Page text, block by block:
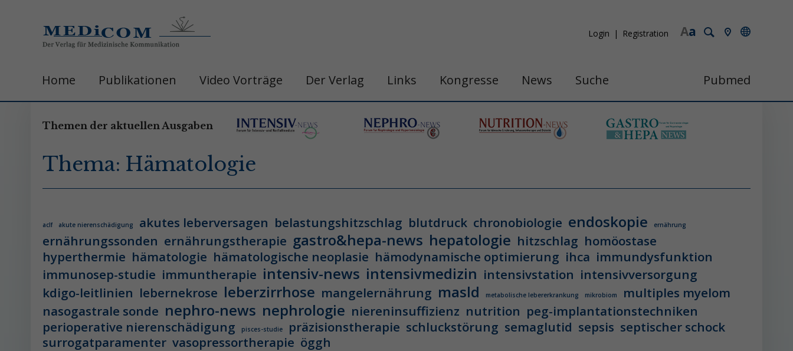
a
A
Login Registration
Home Publikationen Video Vorträge Der Verlag Links Kongresse News Suche Pubmed
Themen der aktuellen Ausgaben
Thema: Hämatologie
aclf akute nierenschädigung akutes leberversagen belastungshitzschlag blutdruck chronobiologie endoskopie ernährung
ernährungssonden ernährungstherapie gastro&hepa-news hepatologie hitzschlag homöostase
hyperthermie hämatologie hämatologische neoplasie hämodynamische optimierung ihca immundysfunktion
immunosep-studie immuntherapie intensiv-news intensivmedizin intensivstation intensivversorgung
kdigo-leitlinien lebernekrose leberzirrhose mangelernährung masld metabolische lebererkrankung mikrobiom
multiples myelom
nasogastrale sonde nephro-news nephrologie niereninsuffizienz nutrition peg-implantationstechniken
perioperative nierenschädigung
pisces-studie präzisionstherapie schluckstörung semaglutid sepsis septischer schock
surrogatparamenter vasopressortherapie öggh